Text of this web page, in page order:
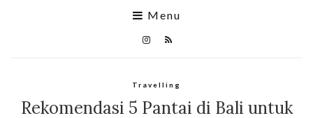
Menu
Travelling
Rekomendasi 5 Pantai di Bali untuk